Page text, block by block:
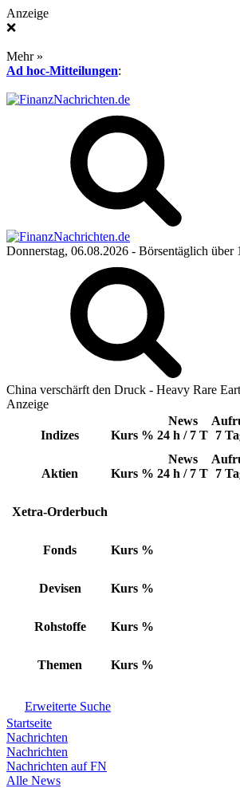
Anzeige
❌
Mehr »
Ad hoc-Mitteilungen:
Donnerstag, 06.08.2026 - Börsentäglich über
China verschärft den Druck - Heavy Rare
Anzeige
Indizes Kurs %
News
24 h / 7 T 7
Aktien Kurs %
News
24 h / 7 T 7
Xetra-Orderbuch
Fonds Kurs %
Devisen Kurs %
Rohstoffe Kurs %
Themen Kurs %
Erweiterte Suche
Startseite
Nachrichten
Nachrichten
Nachrichten auf FN
Alle News